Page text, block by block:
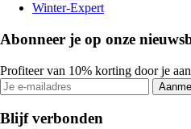
Winter-Expert
Abonneer je op onze
Profiteer van 10% korting door je
Blijf verbonden